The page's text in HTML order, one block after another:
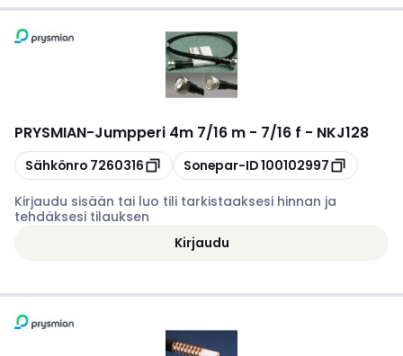
PRYSMIAN-Jumpperi 4m 7/16 m - 7/16 f - NKJ128
Kopioi
Sähkönro 7260316 Kopioi
Sonepar-ID100102997
Kirjaudu sisään tai luo tili tarkistaaksesi hinnan ja
tehdäksesi tilauksen
Kirjaudu